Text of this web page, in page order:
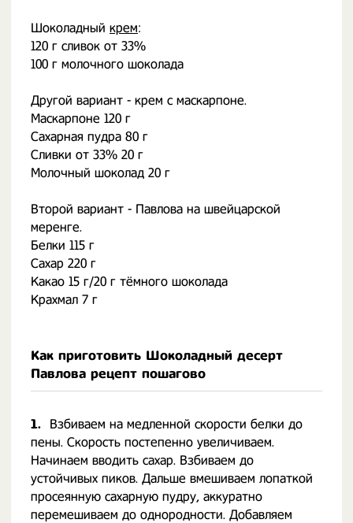
Шоколадный крем:
120 г сливок от 33%
100 г молочного шоколада
Другой вариант - крем с маскарпоне.
Маскарпоне 120 г
Сахарная пудра 80 г
Сливки от 33% 20 г
Молочный шоколад 20 г
Второй вариант - Павлова на швейцарской
меренге.
Белки 115 г
Сахар 220 г
Какао 15 г/20 г тёмного шоколада
Крахмал 7 г
Как приготовить Шоколадный десерт
Павлова рецепт пошагово
1.
Взбиваем на медленной скорости белки до
пены. Скорость постепенно увеличиваем.
Начинаем вводить сахар. Взбиваем до
устойчивых пиков. Дальше вмешиваем лопаткой
просеянную сахарную пудру, аккуратно
перемешиваем до однородности. Добавляем